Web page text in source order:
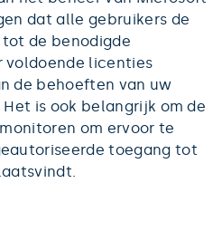
dat alle gebruikers de
de benodigde
voldoende licenties
de behoeften van uw
is ook belangrijk om de
om ervoor te
toegang tot